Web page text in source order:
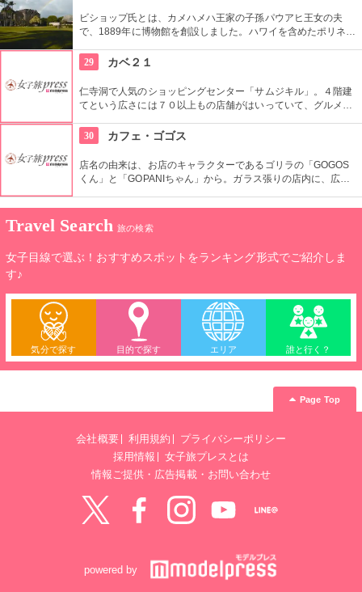
ビショップ氏とは、カメハメハ王家の子孫パウアヒ王女の夫
で、1889年に博物館を創設しました。ハワイを含めたポリネシ
や中の吹き抜け、インテリアも見ごたえあります。
29 カベ２１
仁寺洞で人気のショッピングセンター「サムジキル」。４階建
てという広さには７０以上もの店舗がはいっていて、グルメや
では螺細製品や乗り下など、韓国の伝統工芸品を取り扱い、お
気に入りの１つが見つかるはず。
30 カフェ・ゴゴス
店名の由来は、お店のキャラクターであるゴリラの「GOGOS
くん」と「GOPANIちゃん」から。ガラス張りの店内に、広々
や生のフルーツを使ったミックスジュースなど、ヘルシーで満
足なメニューが豊富なので、友達や家族、恋人と楽しい時間を
過ごせます。
Travel Search 旅の検索
女子目線で選ぶ！おすすめスポットをランキング形式でご紹介しま
す♪
気分で探す 目的で探す エリア 誰と行く？
Page Top
会社概要 利用規約
プライバシーポリシー
採用情報
女子旅プレスとは
情報ご提供・広告掲載・お問い合わせ
powered by